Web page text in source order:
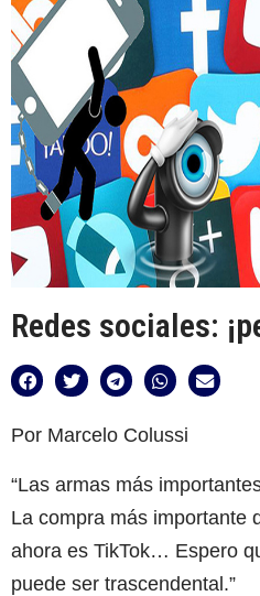
Redes sociales:
Por Marcelo Colussi
“Las armas más
La compra más importante
ahora es TikTok… Espero
puede ser trascendental.”